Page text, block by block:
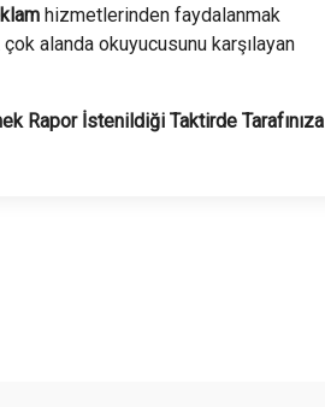
hizmetlerinden faydalanmak
alanda okuyucusunu karşılayan
Rapor İstenildiği Taktirde Tarafınıza